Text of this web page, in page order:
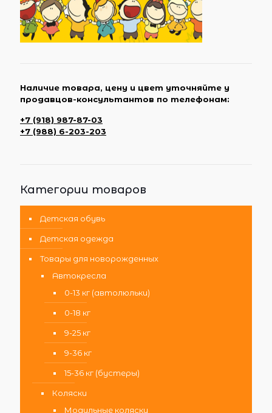
Наличие товара, цену и цвет уточняйте у
продавцов-консультантов по телефонам:
+7 (918) 987-87-03
+7 (988) 6-203-203
Категории товаров
Детская обувь
Детская одежда
Товары для новорожденных
Автокресла
0-13 кг (автолюльки)
0-18 кг
9-25 кг
9-36 кг
15-36 кг (бустеры)
Коляски
Модульные коляски